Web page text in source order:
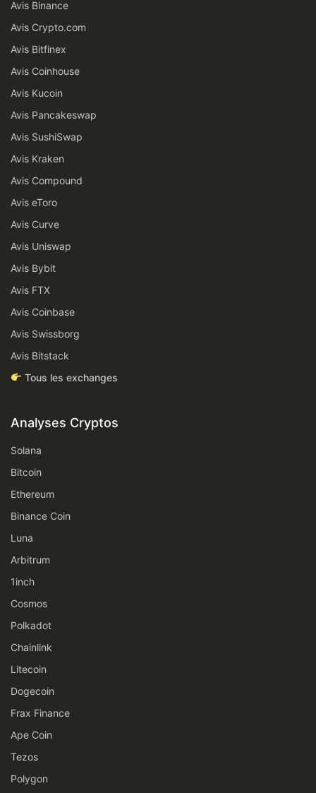
Avis Binance
Avis Crypto.com
Avis Bitfinex
Avis Coinhouse
Avis Kucoin
Avis Pancakeswap
Avis SushiSwap
Avis Kraken
Avis Compound
Avis eToro
Avis Curve
Avis Uniswap
Avis Bybit
Avis FTX
Avis Coinbase
Avis Swissborg
Avis Bitstack
Tous les exchanges
Analyses Cryptos
Solana
Bitcoin
Ethereum
Binance Coin
Luna
Arbitrum
1inch
Cosmos
Polkadot
Chainlink
Litecoin
Dogecoin
Frax Finance
Ape Coin
Tezos
Polygon